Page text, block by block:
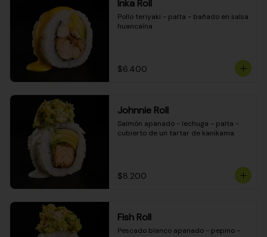
Inka Roll
Pollo teriyaki - palta - bañado en salsa
huancaína
$6.400
Johnnie Roll
Salmón apanado - lechuga - palta -
cubierto de un tartar de kanikama
$8.200
Fish Roll
Pescado blanco apanado - pepino -